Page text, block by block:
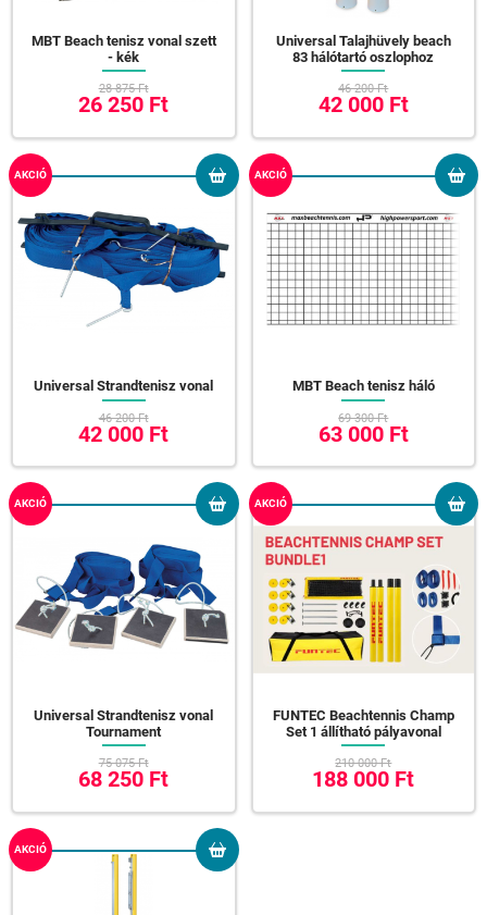
MBT Beach tenisz vonal szett
- kék
28 875 Ft
26 250 Ft
Universal Talajhüvely beach
83 hálótartó oszlophoz
46 200 Ft
42 000 Ft
AKCIÓ
Universal Strandtenisz vonal
46 200 Ft
42 000 Ft
AKCIÓ
MBT Beach tenisz háló
69 300 Ft
63 000 Ft
AKCIÓ
Universal Strandtenisz vonal
Tournament
75 075 Ft
68 250 Ft
AKCIÓ
FUNTEC Beachtennis Champ
Set 1 állítható pályavonal
210 000 Ft
188 000 Ft
AKCIÓ